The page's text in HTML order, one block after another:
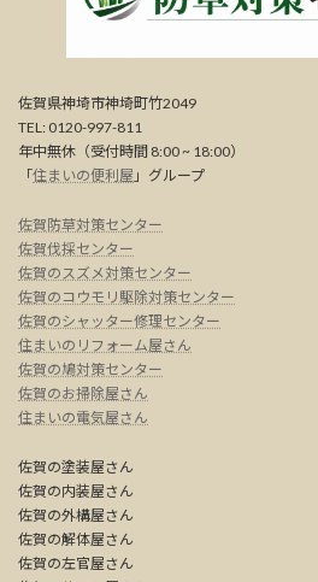
佐賀県神埼市神埼町竹2049
TEL: 0120-997-811
年中無休（受付時間 8:00 ~ 18:00）
「住まいの便利屋 」グループ
佐賀防草対策センター
佐賀伐採センター
佐賀のスズメ対策センター
佐賀のコウモリ駆除対策センター
佐賀のシャッター修理センター
住まいのリフォーム屋さん
佐賀の鳩対策センター
佐賀のお掃除屋さん
住まいの電気屋さん
佐賀の塗装屋さん
佐賀の内装屋さん
佐賀の外構屋さん
佐賀の解体屋さん
佐賀の左官屋さん